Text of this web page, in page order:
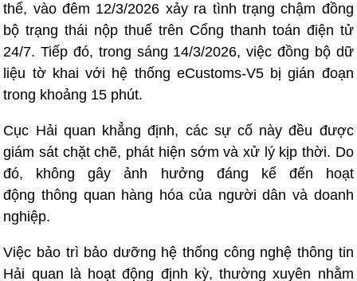
thể, vào đêm 12/3/2026 xảy ra tình trạng chậm đồng
bộ trạng thái nộp thuế trên Cổng thanh toán điện tử
24/7. Tiếp đó, trong sáng 14/3/2026, việc đồng bộ dữ
liệu tờ khai với hệ thống eCustoms-V5 bị gián đoạn
trong khoảng 15 phút.
Cục Hải quan khẳng định, các sự cố này đều được
giám sát chặt chẽ, phát hiện sớm và xử lý kịp thời. Do
đó, không gây ảnh hưởng đáng kể đến hoạt
động thông quan hàng hóa của người dân và doanh
nghiệp.
Việc bảo trì bảo dưỡng hệ thống công nghệ thông tin
Hải quan là hoạt động định kỳ, thường xuyên nhằm